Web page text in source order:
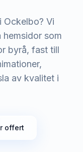
Ockelbo? Vi
som
byrå, fast till
av kvalitet i
offert